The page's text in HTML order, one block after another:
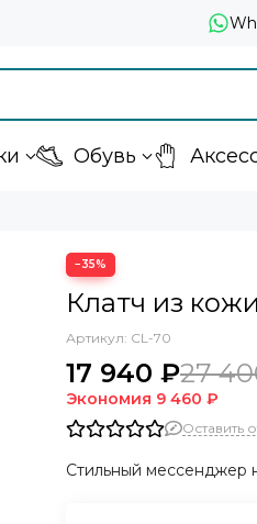
Обувь
−35%
Клатч из
Артикул: CL-70
17 940 ₽27
Экономия 9 460 ₽
Оставить
Стильный мессенджер